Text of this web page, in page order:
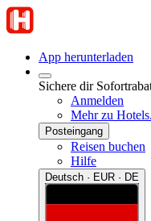
App herunterladen
Sichere dir
Anmelden
Mehr zu
Posteingang
Reisen buchen
Hilfe
Deutsch · EUR · DE